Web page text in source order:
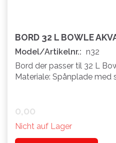
BORD 32 L BOWLE
Model/Artikelnr.: n32
Bord der passer til 32 L
Materiale: Spånplade med
0,00
Nicht auf Lager